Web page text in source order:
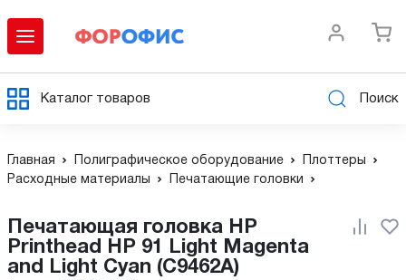
Каталог товаров Поиск
Главная Полиграфическое оборудование
Плоттеры
Расходные материалы
Печатающие головки
Printhead HP 91 Light Magenta
and Light Cyan (C9462A)